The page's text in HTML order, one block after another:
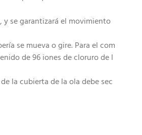
se garantizará el movimiento
se mueva o gire. Para el com
de 96 iones de cloruro de l
la cubierta de la ola debe sec